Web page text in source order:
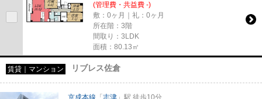
(管理費・共益費 -)
敷：0ヶ月｜礼：0ヶ月
所在階：3階
間取り：3LDK
面積：80.13㎡
賃貸｜マンション リブレス佐倉